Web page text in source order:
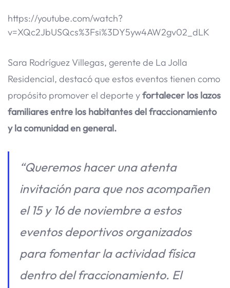
https://youtube.com/watch?
v=XQc2JbUSQcs%3Fsi%3DY5yw4AW2gv02_dLK
Sara Rodríguez Villegas, gerente de La Jolla
Residencial, destacó que estos eventos tienen como
propósito promover el deporte yfortalecer los lazos
familiares entre los habitantes del fraccionamiento
y la comunidad en general.
“Queremos hacer una atenta
invitación para que nos acompañen
el 15 y 16 de noviembre a estos
eventos deportivos organizados
para fomentar la actividad física
dentro del fraccionamiento. El